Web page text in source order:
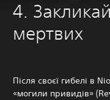
4.
мертвих
Після своєї гибелі в
«могили привидів»